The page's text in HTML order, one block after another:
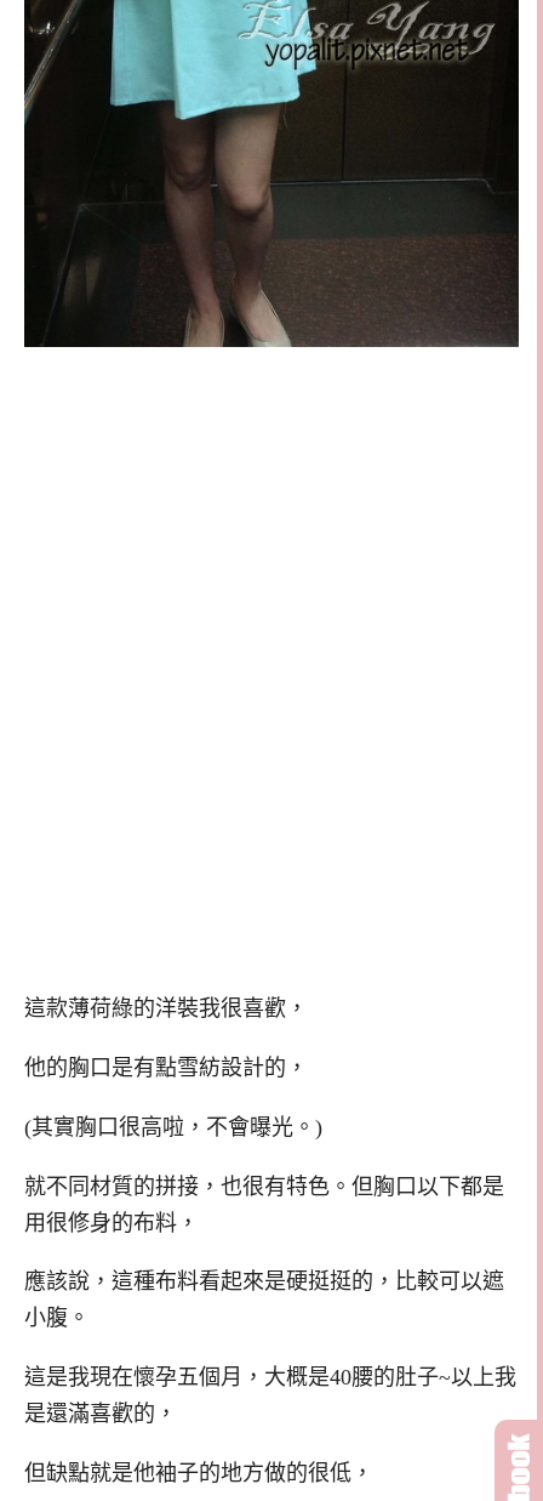
這款薄荷綠的洋裝我很喜歡，
他的胸口是有點雪紡設計的，
(其實胸口很高啦，不會曝光。)
就不同材質的拼接，也很有特色。但胸口以下都是
用很修身的布料，
應該說，這種布料看起來是硬挺挺的，比較可以遮
小腹。
這是我現在懷孕五個月，大概是40腰的肚子~以上我
是還滿喜歡的，
但缺點就是他袖子的地方做的很低，